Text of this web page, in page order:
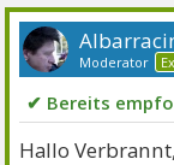
Moderator
✔ Bereits
Hallo Verbrannt,